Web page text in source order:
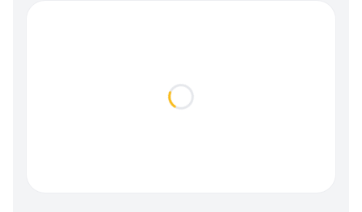
Loading...